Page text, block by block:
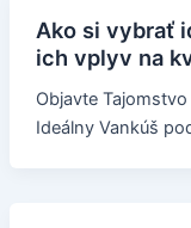
Ako si vybrať
ich vplyv na
Objavte
Ideálny Vankúš